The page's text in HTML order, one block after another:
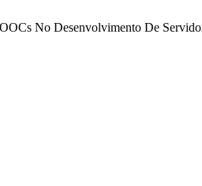
No Desenvolvimento De